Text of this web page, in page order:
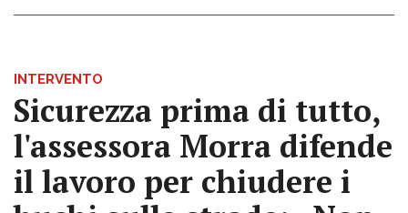
INTERVENTO
Sicurezza prima di tutto,
l'assessora Morra difende
il lavoro per chiudere i